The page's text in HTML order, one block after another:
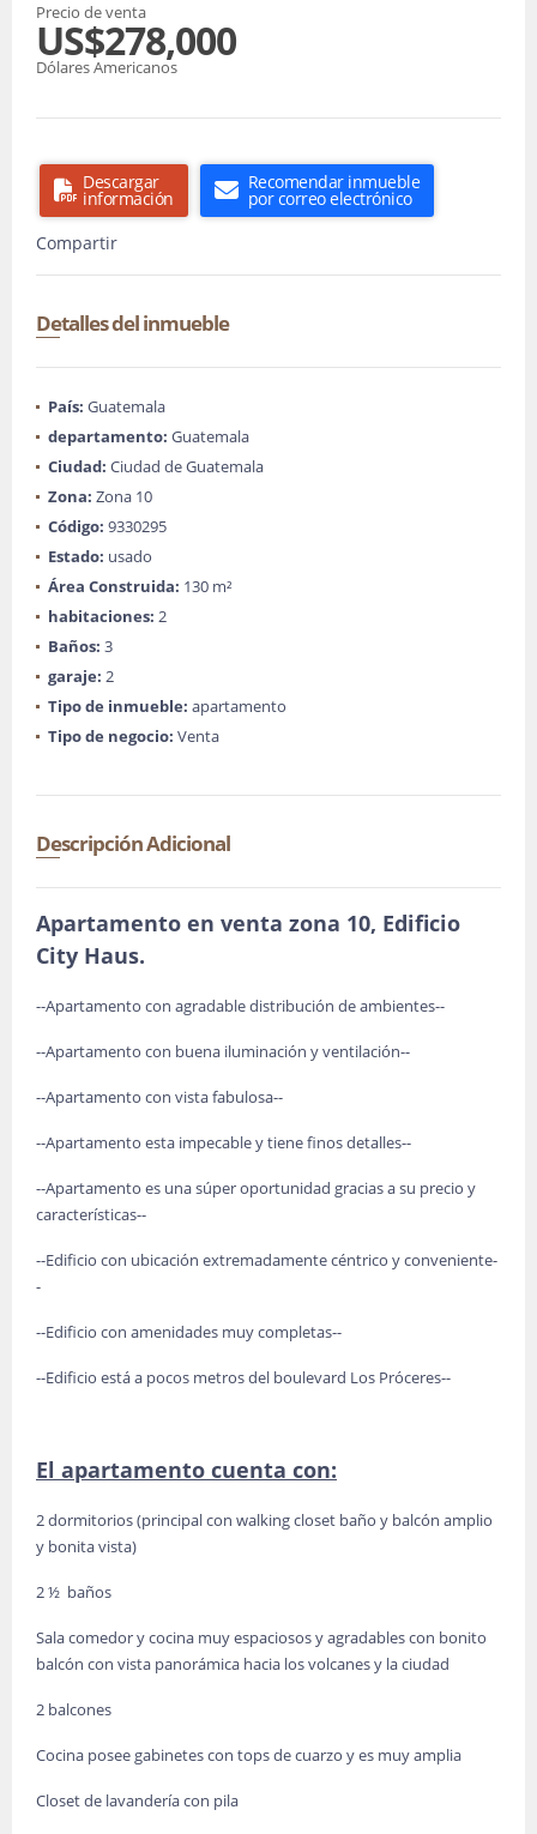
Precio de venta
US$278,000
Dólares Americanos
Descargar
información
Recomendar inmueble
por correo electrónico
Compartir
Detalles del inmueble
País: Guatemala
departamento: Guatemala
Ciudad: Ciudad de Guatemala
Zona: Zona 10
Código: 9330295
Estado: usado
Área Construida: 130 m²
habitaciones: 2
Baños: 3
garaje: 2
Tipo de inmueble: apartamento
Tipo de negocio: Venta
Descripción Adicional
Apartamento en venta zona 10, Edificio
City Haus.
--Apartamento con agradable distribución de ambientes--
--Apartamento con buena iluminación y ventilación--
--Apartamento con vista fabulosa--
--Apartamento esta impecable y tiene finos detalles--
--Apartamento es una súper oportunidad gracias a su precio y
características--
--Edificio con ubicación extremadamente céntrico y conveniente-
-
--Edificio con amenidades muy completas--
--Edificio está a pocos metros del boulevard Los Próceres--
El apartamento cuenta con:
2 dormitorios (principal con walking closet baño y balcón amplio
y bonita vista)
2 ½ baños
Sala comedor y cocina muy espaciosos y agradables con bonito
balcón con vista panorámica hacia los volcanes y la ciudad
2 balcones
Cocina posee gabinetes con tops de cuarzo y es muy amplia
Closet de lavandería con pila